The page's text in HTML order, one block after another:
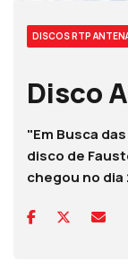
DISCOS RTP
Disco
"Em Busca
disco de
chegou no dia